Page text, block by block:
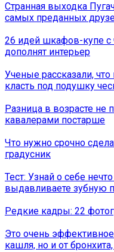
Странная выходка
самых преданных
26 идей шкафов-купе с
дополнят интерьер
Ученые рассказали,
класть под подушку
Разница в возрасте не
кавалерами постарше
Что нужно срочно
градусник
Тест: Узнай о себе
выдавливаете зубную
Редкие кадры: 22
Это очень
кашля, но и от